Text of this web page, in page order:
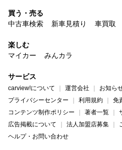
買う・売る
中古車検索
新車見積り 車買取
楽しむ
マイカー
みんカラ
サービス
carview!について 運営会社 お知ら
プライバシーセンター
利用規約
免
コンテンツ制作ポリシー
著者一覧
広告掲載について
法人加盟店募集
ヘルプ・お問い合わせ